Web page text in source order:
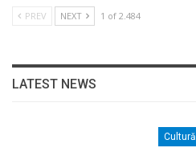
PREV NEXT 1 of 2.484
LATEST NEWS
Cultură